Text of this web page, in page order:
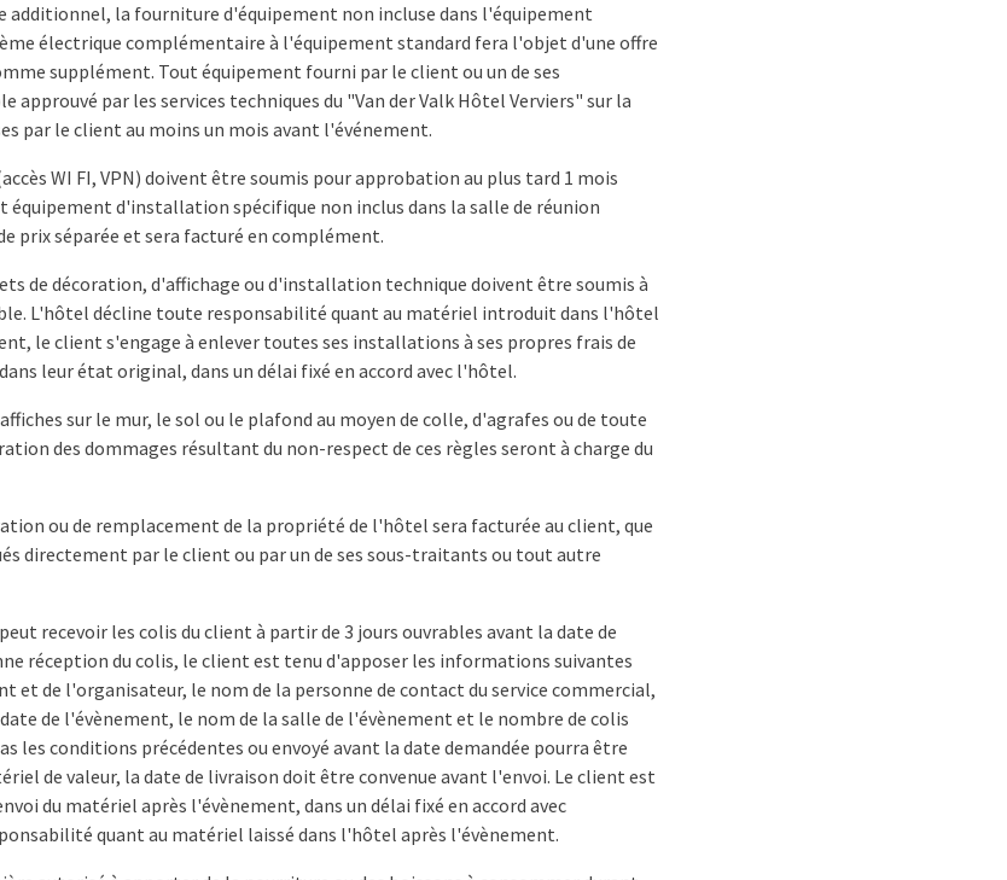
additionnel, la fourniture d'équipement non incluse dans l'équipement
électrique complémentaire à l'équipement standard fera l'objet d'une offre
supplément. Tout équipement fourni par le client ou un de ses
approuvé par les services techniques du "Van der Valk Hôtel Verviers" sur la
par le client au moins un mois avant l'événement.
WI FI, VPN) doivent être soumis pour approbation au plus tard 1 mois
d'installation spécifique non inclus dans la salle de réunion
prix séparée et sera facturé en complément.
de décoration, d'affichage ou d'installation technique doivent être soumis à
L'hôtel décline toute responsabilité quant au matériel introduit dans l'hôtel
le client s'engage à enlever toutes ses installations à ses propres frais de
leur état original, dans un délai fixé en accord avec l'hôtel.
sur le mur, le sol ou le plafond au moyen de colle, d'agrafes ou de toute
des dommages résultant du non-respect de ces règles seront à charge du
ou de remplacement de la propriété de l'hôtel sera facturée au client, que
directement par le client ou par un de ses sous-traitants ou tout autre
recevoir les colis du client à partir de 3 jours ouvrables avant la date de
réception du colis, le client est tenu d'apposer les informations suivantes
et de l'organisateur, le nom de la personne de contact du service commercial,
de l'évènement, le nom de la salle de l'évènement et le nombre de colis
les conditions précédentes ou envoyé avant la date demandée pourra être
de valeur, la date de livraison doit être convenue avant l'envoi. Le client est
du matériel après l'évènement, dans un délai fixé en accord avec
quant au matériel laissé dans l'hôtel après l'évènement.